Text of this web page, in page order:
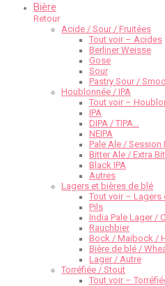
Bière
Retour
Acide / Sour / Fruitées
Tout voir – Acides
Berliner Weisse
Gose
Sour
Pastry Sour /
Houblonnée / IPA
Tout voir –
IPA
DIPA / TIPA…
NEIPA
Pale Ale / Session
Bitter Ale / Extra
Black IPA
Autres
Lagers et bières de blé
Tout voir – Lagers
Pils
India Pale Lager /
Rauchbier
Bock / Maibock /
Bière de blé /
Lager / Autre
Torréfiée / Stout
Tout voir –